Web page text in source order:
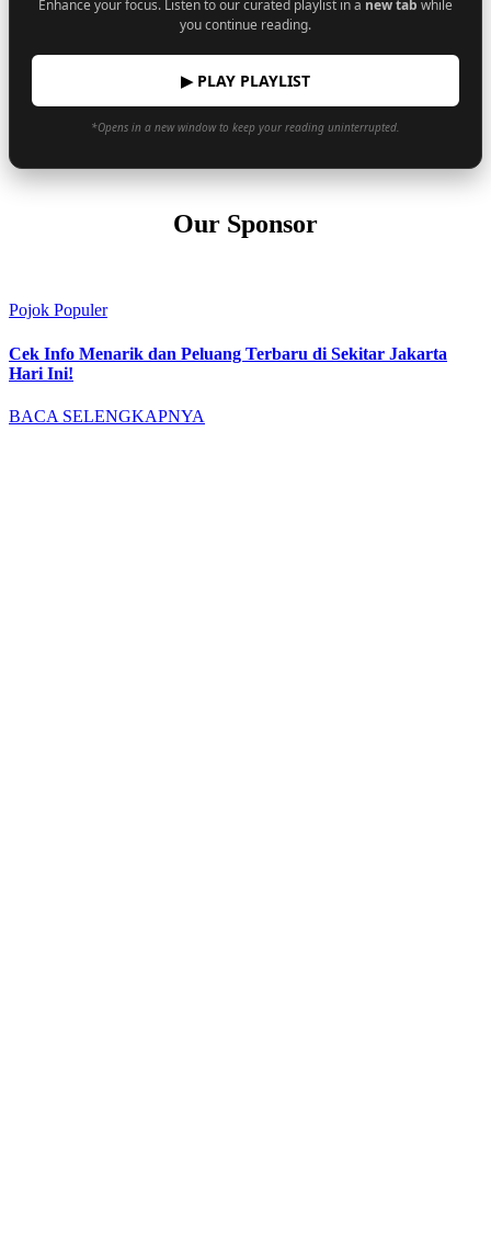
Enhance your focus. Listen to our curated playlist in a new tab while
you continue reading.
▶ PLAY PLAYLIST
*Opens in a new window to keep your reading uninterrupted.
Our Sponsor
Pojok Populer
Cek Info Menarik dan Peluang Terbaru di Sekitar Jakarta
Hari Ini!
BACA SELENGKAPNYA